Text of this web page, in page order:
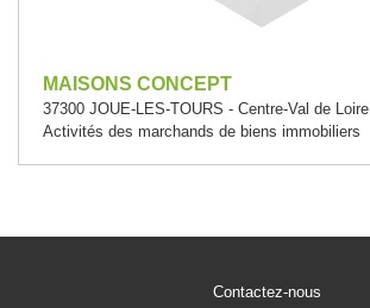
MAISONS CONCEPT
37300 JOUE-LES-TOURS - Centre-Val de Loire
Activités des marchands de biens immobiliers
Contactez-nous